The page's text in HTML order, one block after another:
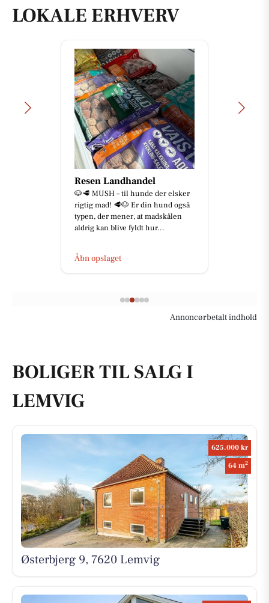
LOKALE ERHVERV
Resen Landhandel
🐶🥩 MUSH – til hunde der elsker
rigtig mad! 🥩🐶 Er din hund også
typen, der mener, at madskålen
aldrig kan blive fyldt hur...
Åbn opslaget
Annoncørbetalt indhold
BOLIGER TIL SALG I
LEMVIG
625.000 kr
64 m2
Østerbjerg 9, 7620 Lemvig